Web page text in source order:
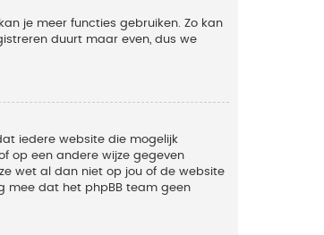
je meer functies gebruiken. Zo kan
duurt maar even, dus we
iedere website die mogelijk
op een andere wijze gegeven
wet al dan niet op jou of de website
mee dat het phpBB team geen